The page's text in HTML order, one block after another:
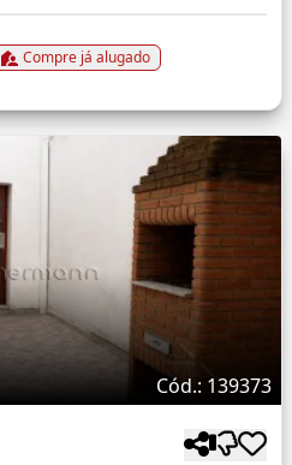
Compre já alugado
Cód.: 139373